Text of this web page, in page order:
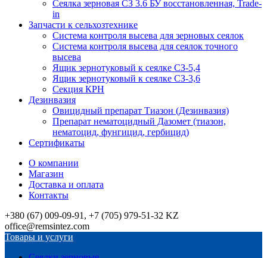
Сеялка зерновая СЗ 3.6 БУ восстановленная, Trade-
in
Запчасти к сельхозтехнике
Система контроля высева для зерновых сеялок
Система контроля высева для сеялок точного
высева
Ящик зернотуковый к сеялке СЗ-5,4
Ящик зернотуковый к сеялке СЗ-3,6
Секция КРН
Дезинвазия
Овицидный препарат Тиазон (Дезинвазия)
Препарат нематоцидный Дазомет (тиазон,
нематоцид, фунгицид, гербицид)
Сертификаты
О компании
Магазин
Доставка и оплата
Контакты
+380 (67) 009-09-91, +7 (705) 979-51-32 KZ
office@remsintez.com
Товары и услуги